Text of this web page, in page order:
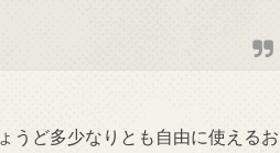
うど多少なりとも自由に使えるお